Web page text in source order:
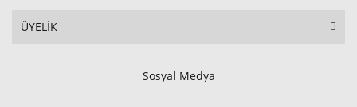
ÜYELİK
Sosyal Medya